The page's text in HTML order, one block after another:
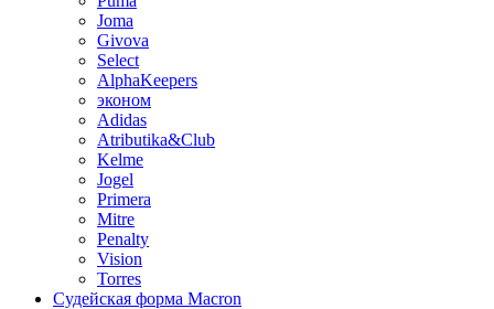
Joma
Givova
Select
AlphaKeepers
эконом
Adidas
Atributika&Club
Kelme
Jogel
Primera
Mitre
Penalty
Vision
Torres
Судейская форма Macron